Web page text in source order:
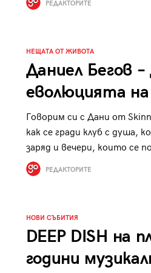
РЕДАКТОРИТЕ
НЕЩАТА ОТ ЖИВОТА
Даниел Бегов –
еволюцията
Говорим си с Дани от
как се гради клуб с душа,
заряд и вечери, които се
РЕДАКТОРИТЕ
НОВИ СЪБИТИЯ
DEEP DISH на
години
29/29